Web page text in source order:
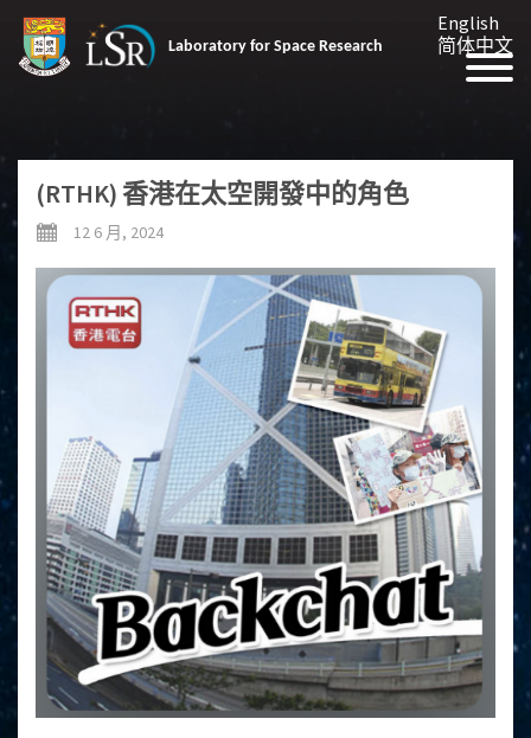
Laboratory for Space Research
English
简体中文
(RTHK) 香港在太空開發中的角色
12 6 月, 2024